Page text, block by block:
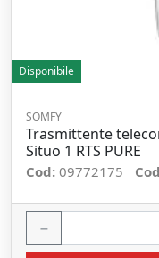
Disponibile
SOMFY
Trasmittente
Situo 1 RTS PURE
Cod: 09772175
−